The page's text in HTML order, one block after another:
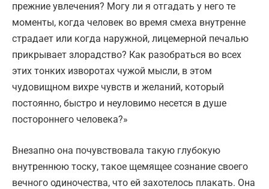
прежние увлечения? Могу ли я отгадать у него те
моменты, когда человек во время смеха внутренне
страдает или когда наружной, лицемерной печалью
прикрывает злорадство? Как разобраться во всех
этих тонких изворотах чужой мысли, в этом
чудовищном вихре чувств и желаний, который
постоянно, быстро и неуловимо несется в душе
постороннего человека?»
Внезапно она почувствовала такую глубокую
внутреннюю тоску, такое щемящее сознание своего
вечного одиночества, что ей захотелось плакать. Она